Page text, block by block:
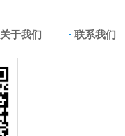
关于我们 联系我们